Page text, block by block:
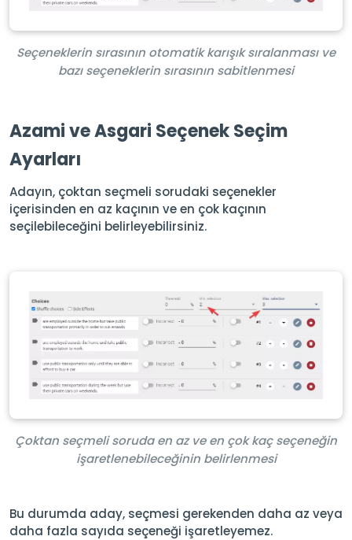
Seçeneklerin sırasının otomatik karışık sıralanması ve
bazı seçeneklerin sırasının sabitlenmesi
Azami ve Asgari Seçenek Seçim
Ayarları
Adayın, çoktan seçmeli sorudaki seçenekler
içerisinden en az kaçının ve en çok kaçının
seçilebileceğini belirleyebilirsiniz.
Çoktan seçmeli soruda en az ve en çok kaç seçeneğin
işaretlenebileceğinin belirlenmesi
Bu durumda aday, seçmesi gerekenden daha az veya
daha fazla sayıda seçeneği işaretleyemez.